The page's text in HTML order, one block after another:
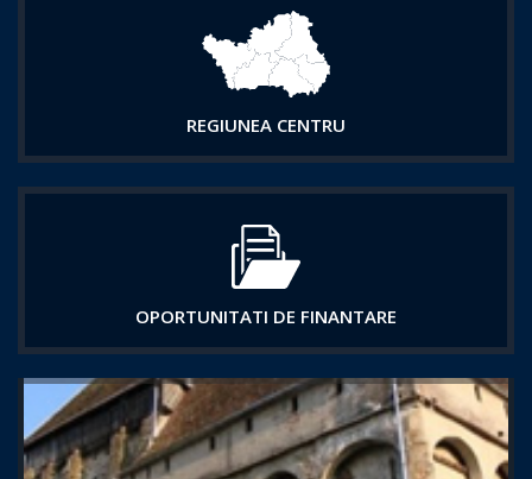
REGIUNEA CENTRU
OPORTUNITATI DE FINANTARE